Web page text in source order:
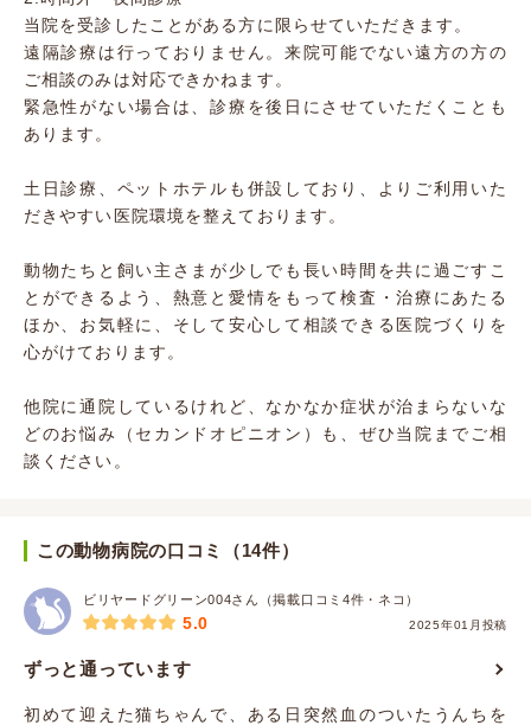
当院を受診したことがある方に限らせていただきます。
遠隔診療は行っておりません。来院可能でない遠方の方の
ご相談のみは対応できかねます。
緊急性がない場合は、診療を後日にさせていただくことも
あります。
土日診療、ペットホテルも併設しており、よりご利用いた
だきやすい医院環境を整えております。
動物たちと飼い主さまが少しでも長い時間を共に過ごすこ
とができるよう、熱意と愛情をもって検査・治療にあたる
ほか、お気軽に、そして安心して相談できる医院づくりを
心がけております。
他院に通院しているけれど、なかなか症状が治まらないな
どのお悩み（セカンドオピニオン）も、ぜひ当院までご相
談ください。
この動物病院の口コミ（14件）
ビリヤードグリーン004さん（掲載口コミ4件・ネコ）
2025年01月投稿
5.0
ずっと通っています
初めて迎えた猫ちゃんで、ある日突然血のついたうんちを